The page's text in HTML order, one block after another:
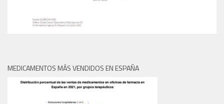
MEDICAMENTOS MÁS VENDIDOS EN ESPAÑA